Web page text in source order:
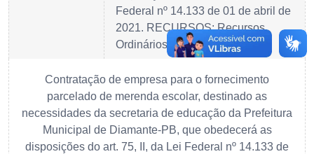
Federal nº 14.133 de 01 de abril de
2021. RECURSOS: Recursos
Ordinários c Programas/Outros.
Contratação de empresa para o fornecimento
parcelado de merenda escolar, destinado as
necessidades da secretaria de educação da Prefeitura
Municipal de Diamante-PB, que obedecerá as
disposições do art. 75, II, da Lei Federal nº 14.133 de